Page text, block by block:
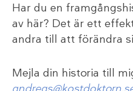
Har du en
av här? Det är ett
andra till att förändra
Mejla din historia till